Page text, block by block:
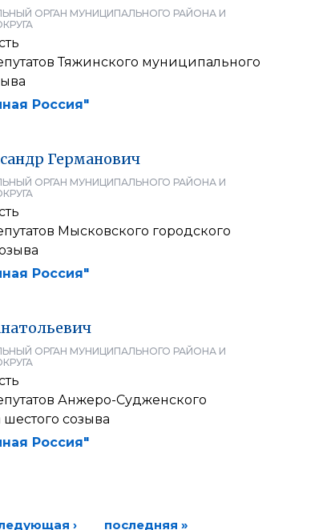
ОРГАН МУНИЦИПАЛЬНОГО РАЙОНА И
Тяжинского муниципального
Россия"
Германович
ОРГАН МУНИЦИПАЛЬНОГО РАЙОНА И
Мысковского городского
Россия"
ОРГАН МУНИЦИПАЛЬНОГО РАЙОНА И
Анжеро-Судженского
шестого созыва
Россия"
› последняя »